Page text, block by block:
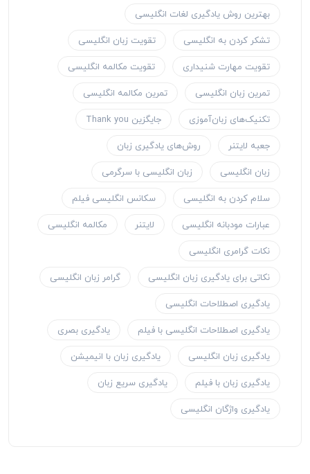
بهترین روش یادگیری لغات انگلیسی
تشکر کردن به انگلیسی
تقویت زبان انگلیسی
تقویت مهارت شنیداری
تقویت مکالمه انگلیسی
تمرین زبان انگلیسی
تمرین مکالمه انگلیسی
تکنیک‌های زبان‌آموزی
جایگزین Thank you
جعبه لایتنر
روش‌های یادگیری زبان
زبان انگلیسی
زبان انگلیسی با سرگرمی
سلام کردن به انگلیسی
سکانس انگلیسی فیلم
عبارات مودبانه انگلیسی
لایتنر
مکالمه انگلیسی
نکات گرامری انگلیسی
نکاتی برای یادگیری زبان انگلیسی
گرامر زبان انگلیسی
یادگیری اصطلاحات انگلیسی
یادگیری اصطلاحات انگلیسی با فیلم
یادگیری بصری
یادگیری زبان انگلیسی
یادگیری زبان با انیمیشن
یادگیری زبان با فیلم
یادگیری سریع زبان
یادگیری واژگان انگلیسی